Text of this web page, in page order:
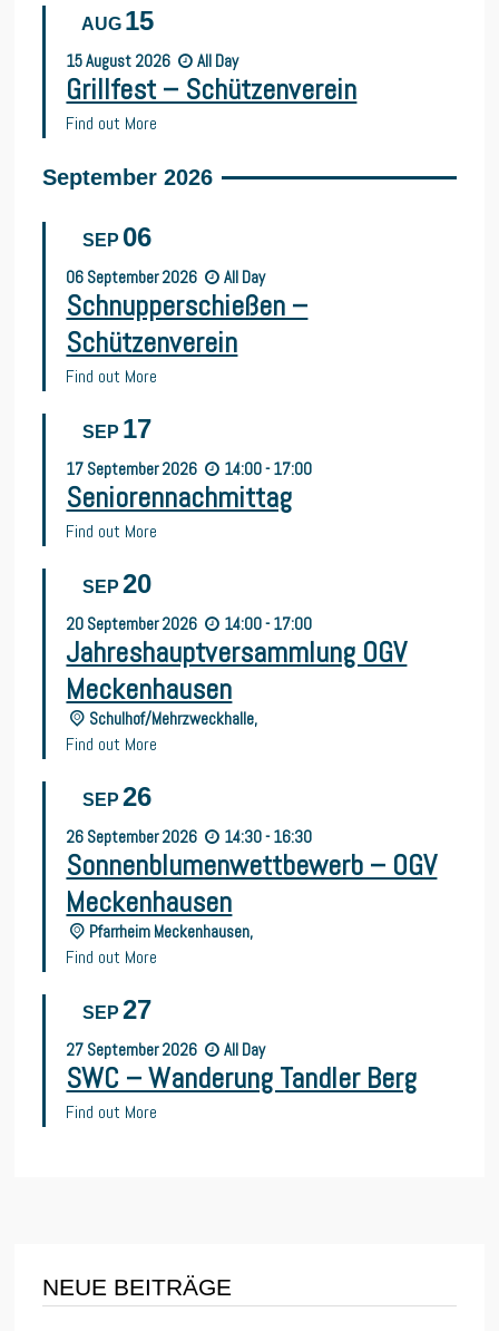
AUG 15
15August 2026 All Day
Grillfest – Schützenverein
Find out More
September 2026
SEP 06
06 September2026 All Day
Schnupperschießen –
Schützenverein
Find out More
SEP 17
17 September2026 14:00 - 17:00
Seniorennachmittag
Find out More
SEP 20
20 September2026 14:00 - 17:00
Jahreshauptversammlung OGV
Meckenhausen
Schulhof/Mehrzweckhalle,
Find out More
SEP 26
26 September2026 14:30 - 16:30
Sonnenblumenwettbewerb – OGV
Meckenhausen
Pfarrheim Meckenhausen,
Find out More
SEP 27
27 September2026 All Day
SWC – Wanderung Tandler Berg
Find out More
NEUE BEITRÄGE